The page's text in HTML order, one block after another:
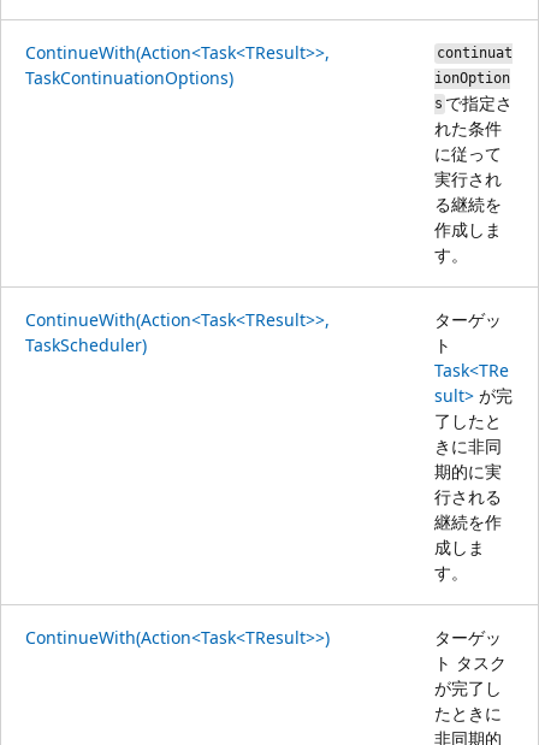
ContinueWith(Action<Task<TResult>>,
TaskContinuationOptions)
continuat
ionOption
s で指定さ
れた条件
に従って
実行され
る継続を
作成しま
す。
ContinueWith(Action<Task<TResult>>,
TaskScheduler)
ターゲッ
ト
Task<TRe
sult> が完
了したと
きに非同
期的に実
行される
継続を作
成しま
す。
ContinueWith(Action<Task<TResult>>)
ターゲッ
ト タスク
が完了し
たときに
非同期的